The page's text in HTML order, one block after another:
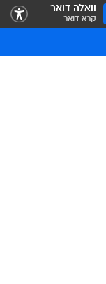
וואלה דואר
קרא דואר